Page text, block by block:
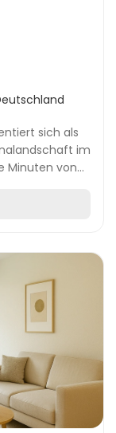
sich als
im
Minuten von